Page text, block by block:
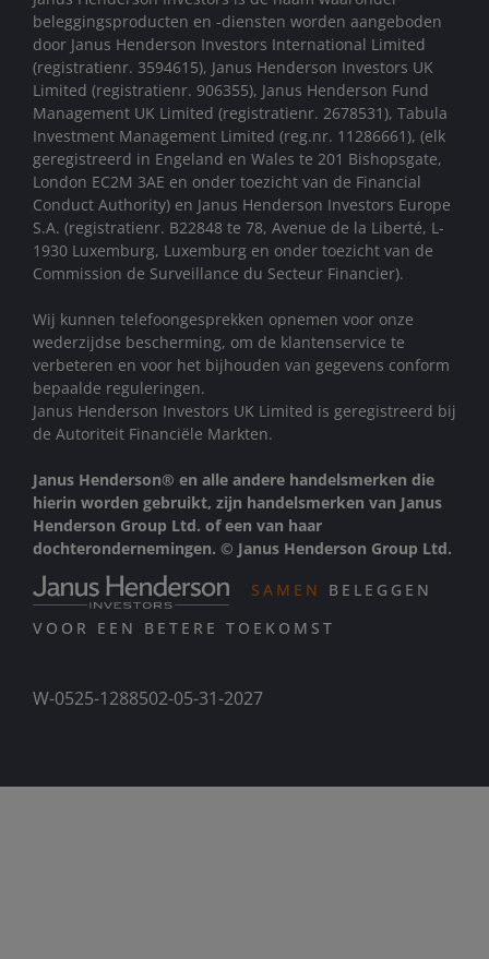
beleggingsproducten en -diensten worden aangeboden
door Janus Henderson Investors International Limited
(registratienr. 3594615), Janus Henderson Investors UK
Limited (registratienr. 906355), Janus Henderson Fund
Management UK Limited (registratienr. 2678531), Tabula
Investment Management Limited (reg.nr. 11286661), (elk
geregistreerd in Engeland en Wales te 201 Bishopsgate,
London EC2M 3AE en onder toezicht van de Financial
Conduct Authority) en Janus Henderson Investors Europe
S.A. (registratienr. B22848 te 78, Avenue de la Liberté, L-
1930 Luxemburg, Luxemburg en onder toezicht van de
Commission de Surveillance du Secteur Financier).
Wij kunnen telefoongesprekken opnemen voor onze
wederzijdse bescherming, om de klantenservice te
verbeteren en voor het bijhouden van gegevens conform
bepaalde reguleringen.
Janus Henderson Investors UK Limited is geregistreerd bij
de Autoriteit Financiële Markten.
Janus Henderson® en alle andere handelsmerken die
hierin worden gebruikt, zijn handelsmerken van Janus
Henderson Group Ltd. of een van haar
dochterondernemingen. © Janus Henderson Group Ltd.
SAMEN
BELEGGEN
VOOR EEN BETERE TOEKOMST
W-0525-1288502-05-31-2027